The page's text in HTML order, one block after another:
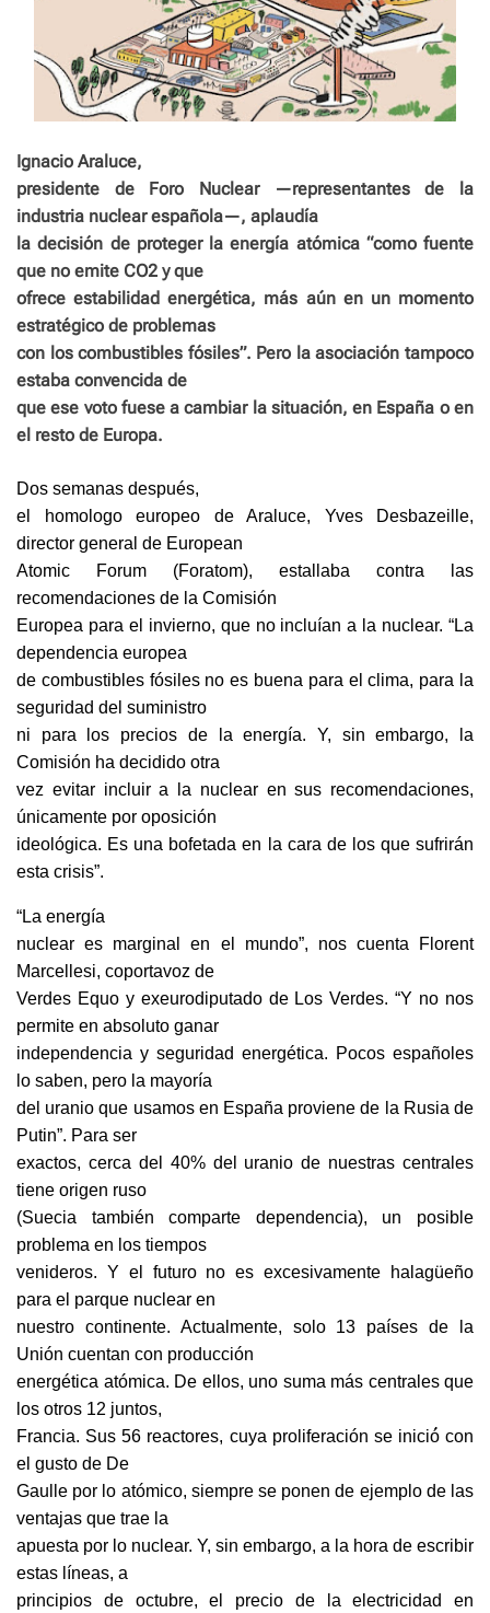
Ignacio Araluce,
presidente de Foro Nuclear —representantes de la
industria nuclear española—, aplaudía
la decisión de proteger la energía atómica “como fuente
que no emite CO2 y que
ofrece estabilidad energética, más aún en un momento
estratégico de problemas
con los combustibles fósiles”. Pero la asociación tampoco
estaba convencida de
que ese voto fuese a cambiar la situación, en España o en
el resto de Europa.
Dos semanas después,
el homologo europeo de Araluce, Yves Desbazeille,
director general de European
Atomic Forum (Foratom), estallaba contra las
recomendaciones de la Comisión
Europea para el invierno, que no incluían a la nuclear. “La
dependencia europea
de combustibles fósiles no es buena para el clima, para la
seguridad del suministro
ni para los precios de la energía. Y, sin embargo, la
Comisión ha decidido otra
vez evitar incluir a la nuclear en sus recomendaciones,
únicamente por oposición
ideológica. Es una bofetada en la cara de los que sufrirán
esta crisis”.
“La energía
nuclear es marginal en el mundo”, nos cuenta Florent
Marcellesi, coportavoz de
Verdes Equo y exeurodiputado de Los Verdes. “Y no nos
permite en absoluto ganar
independencia y seguridad energética. Pocos españoles
lo saben, pero la mayoría
del uranio que usamos en España proviene de la Rusia de
Putin”. Para ser
exactos, cerca del 40% del uranio de nuestras centrales
tiene origen ruso
(Suecia también comparte dependencia), un posible
problema en los tiempos
venideros. Y el futuro no es excesivamente halagüeño
para el parque nuclear en
nuestro continente. Actualmente, solo 13 países de la
Unión cuentan con producción
energética atómica. De ellos, uno suma más centrales que
los otros 12 juntos,
Francia. Sus 56 reactores, cuya proliferación se inició́ con
el gusto de De
Gaulle por lo atómico, siempre se ponen de ejemplo de las
ventajas que trae la
apuesta por lo nuclear. Y, sin embargo, a la hora de escribir
estas líneas, a
principios de octubre, el precio de la electricidad en